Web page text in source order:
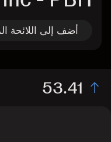
أضف إلى اللائحة
53.41